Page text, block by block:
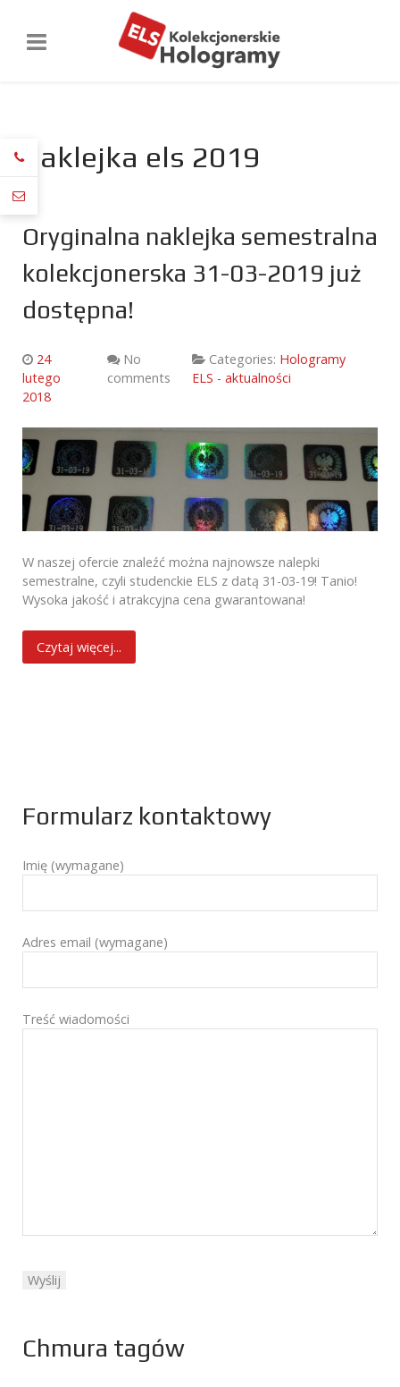
naklejka els 2019
Oryginalna naklejka semestralna
kolekcjonerska 31-03-2019 już
dostępna!
24
lutego
2018
No
comments
Categories: Hologramy
ELS - aktualności
W naszej ofercie znaleźć można najnowsze nalepki
semestralne, czyli studenckie ELS z datą 31-03-19! Tanio!
Wysoka jakość i atrakcyjna cena gwarantowana!
Czytaj więcej...
Formularz kontaktowy
Imię (wymagane)
Adres email (wymagane)
Treść wiadomości
Chmura tagów